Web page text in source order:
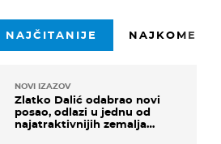
NAJČITANIJE
NOVI IZAZOV
Zlatko Dalić odabrao novi
posao, odlazi u jednu od
najatraktivnijih zemalja